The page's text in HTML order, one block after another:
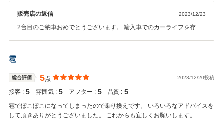
販売店の返信 2023/12/23
2台目のご納車おめでとうございます。 輸入車でのカーライフを存分
るかと思いますので お気軽にご連絡くださいませ。 今後も宜しくお願
雹
総合評価 5点 2023/12/20投稿
接客 : 5 雰囲気 : 5 アフター : 5 品質 : 5
雹でぼこぼこになってしまったので乗り換えです。 いろいろなアドバイスを
して頂きありがとうございました。 これからも宜しくお願いします。